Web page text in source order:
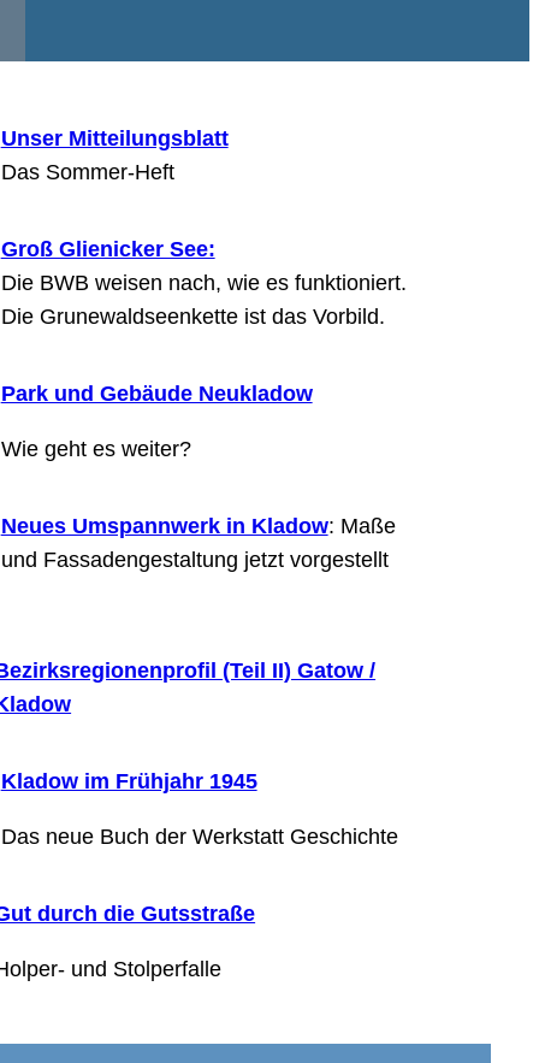
Unser Mitteilungsblatt
Das Sommer-Heft
Groß Glienicker See:
Die BWB weisen nach, wie es funktioniert.
Die Grunewaldseenkette ist das Vorbild.
Park und Gebäude Neukladow
Wie geht es weiter?
Neues Umspannwerk in Kladow: Maße
und Fassadengestaltung jetzt vorgestellt
(Teil II) Gatow /
Kladow im Frühjahr 1945
Das neue Buch der Werkstatt Geschichte
durch die Gutsstraße
und Stolperfalle